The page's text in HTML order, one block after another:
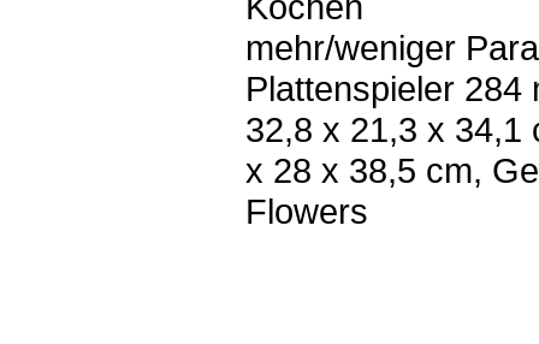
mehr/weniger
Plattenspieler 284
32,8 x 21,3 x 34,1
x 28 x 38,5 cm,
Flowers